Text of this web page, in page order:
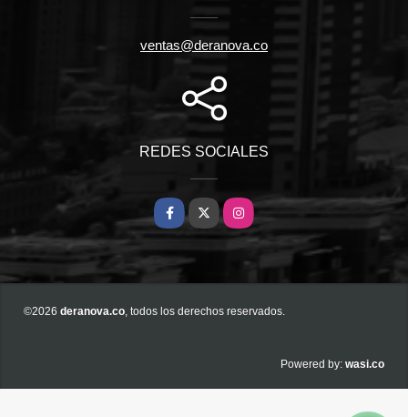
ventas@deranova.co
REDES SOCIALES
Facebook
X Instagram
©2026 deranova.co, todos los derechos reservados.
Powered by: wasi.co